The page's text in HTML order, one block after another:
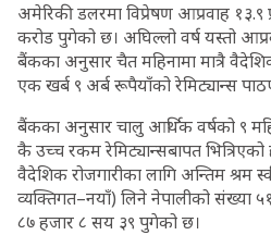
अमेरिकी डलरमा विप्रेषण आप्रवाह १३.९
करोड पुगेको छ। अघिल्लो वर्ष यस्तो
बैंकका अनुसार चैत महिनामा मात्रै
एक खर्ब ९ अर्ब रूपैयाँको रेमिट्यान्स
बैंकका अनुसार चालु आर्थिक वर्षको ९
कै उच्च रकम रेमिट्यान्सबापत
वैदेशिक रोजगारीका लागि अन्तिम श्रम
व्यक्तिगत–नयाँ) लिने नेपालीको संख्या
८७ हजार ८ सय ३९ पुगेको छ।